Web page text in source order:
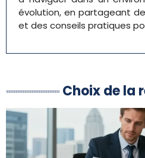
évolution, en partageant
et des conseils pratiques
Choix de la